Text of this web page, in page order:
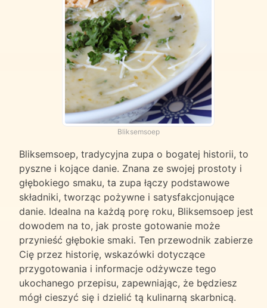
Bliksemsoep
Bliksemsoep, tradycyjna zupa o bogatej historii, to
pyszne i kojące danie. Znana ze swojej prostoty i
głębokiego smaku, ta zupa łączy podstawowe
składniki, tworząc pożywne i satysfakcjonujące
danie. Idealna na każdą porę roku, Bliksemsoep jest
dowodem na to, jak proste gotowanie może
przynieść głębokie smaki. Ten przewodnik zabierze
Cię przez historię, wskazówki dotyczące
przygotowania i informacje odżywcze tego
ukochanego przepisu, zapewniając, że będziesz
mógł cieszyć się i dzielić tą kulinarną skarbnicą.